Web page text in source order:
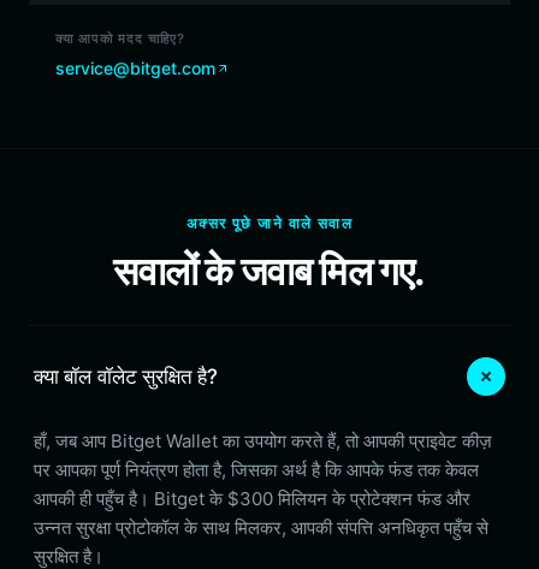
क्या आपको मदद चाहिए?
service@bitget.com
अक्सर पूछे जाने वाले सवाल
सवालों के जवाब मिल गए.
क्या बॉल वॉलेट सुरक्षित है?
हाँ, जब आप Bitget Wallet का उपयोग करते हैं, तो आपकी प्राइवेट कीज़
पर आपका पूर्ण नियंत्रण होता है, जिसका अर्थ है कि आपके फंड तक केवल
आपकी ही पहुँच है। Bitget के $300 मिलियन के प्रोटेक्शन फंड और
उन्नत सुरक्षा प्रोटोकॉल के साथ मिलकर, आपकी संपत्ति अनधिकृत पहुँच से
सुरक्षित है।